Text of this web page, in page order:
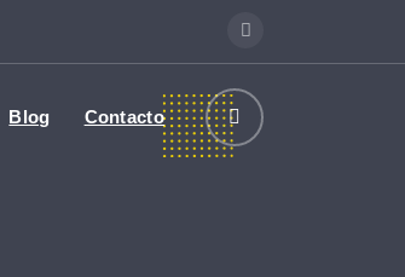
Blog Contacto